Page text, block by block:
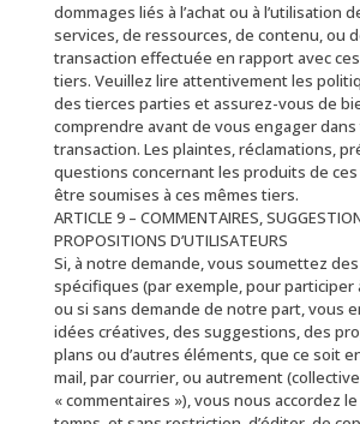
dommages liés à l’achat ou à l’utilisation
services, de ressources, de contenu, ou
transaction effectuée en rapport avec
tiers. Veuillez lire attentivement les
des tierces parties et assurez-vous de
comprendre avant de vous engager
transaction. Les plaintes, réclamations,
questions concernant les produits de
être soumises à ces mêmes tiers.
ARTICLE 9 – COMMENTAIRES,
PROPOSITIONS D’UTILISATEURS
Si, à notre demande, vous soumettez
spécifiques (par exemple, pour participer
ou si sans demande de notre part, vous
idées créatives, des suggestions, des
plans ou d’autres éléments, que ce soit
mail, par courrier, ou autrement
« commentaires »), vous nous accordez